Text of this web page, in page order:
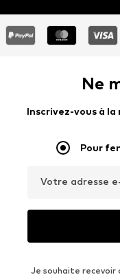
Ne
Inscrivez-vous à
Pour
Votre adresse
Je souhaite recevoir